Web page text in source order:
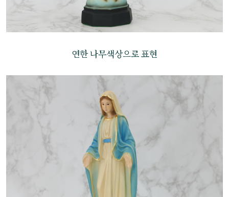
연한 나무색상으로 표현